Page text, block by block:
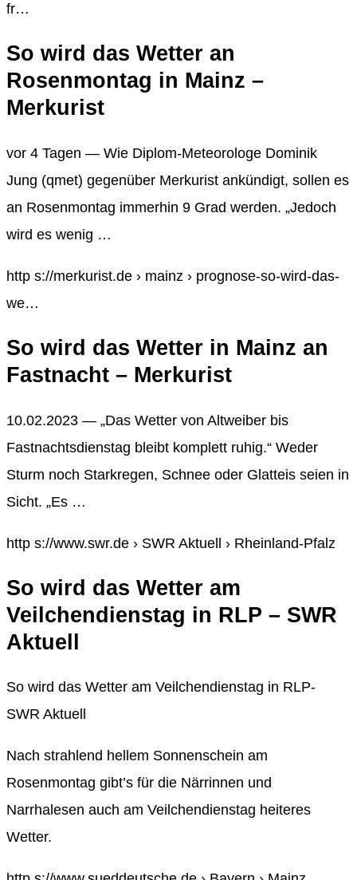
fr…
So wird das Wetter an
Rosenmontag in Mainz –
Merkurist
vor 4 Tagen — Wie Diplom-Meteorologe Dominik
Jung (qmet) gegenüber Merkurist ankündigt, sollen es
an Rosenmontag immerhin 9 Grad werden. „Jedoch
wird es wenig …
http s://merkurist.de › mainz › prognose-so-wird-das-
we…
So wird das Wetter in Mainz an
Fastnacht – Merkurist
10.02.2023 — „Das Wetter von Altweiber bis
Fastnachtsdienstag bleibt komplett ruhig.“ Weder
Sturm noch Starkregen, Schnee oder Glatteis seien in
Sicht. „Es …
http s://www.swr.de › SWR Aktuell › Rheinland-Pfalz
So wird das Wetter am
Veilchendienstag in RLP – SWR
Aktuell
So wird das Wetter am Veilchendienstag in RLP-
SWR Aktuell
Nach strahlend hellem Sonnenschein am
Rosenmontag gibt’s für die Närrinnen und
Narrhalesen auch am Veilchendienstag heiteres
Wetter.